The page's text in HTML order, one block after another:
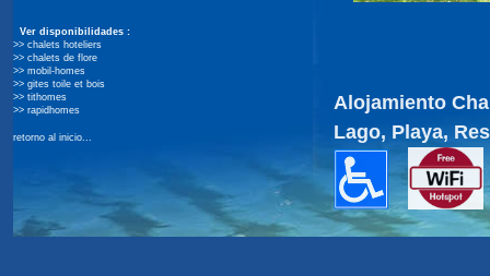
Alojamiento
Lago, Playa,
Ver disponibilidades :
>> chalets hoteliers
>> chalets de flore
>> mobil-homes
>> gites toile et bois
>> tithomes
>> rapidhomes
retorno al inicio...